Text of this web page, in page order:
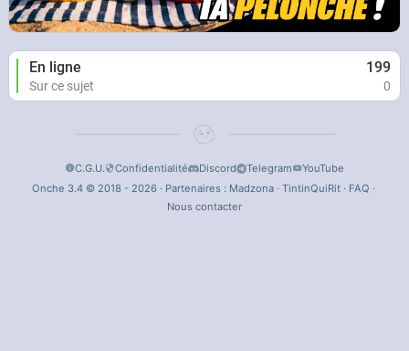
En ligne 199
Sur ce sujet 0
C.G.U. Confidentialité Discord Telegram
YouTube
Onche 3.4 © 2018 - 2026 · Partenaires : Madzona· TintinQuiRit· FAQ ·
Nous contacter